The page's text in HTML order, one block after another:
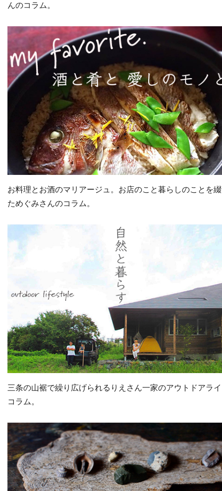
んのコラム。
お料理とお酒のマリアージュ。お店のこと暮らしのことを
ためぐみさんのコラム。
三条の山裾で繰り広げられるりえさん一家のアウトドアラ
コラム。